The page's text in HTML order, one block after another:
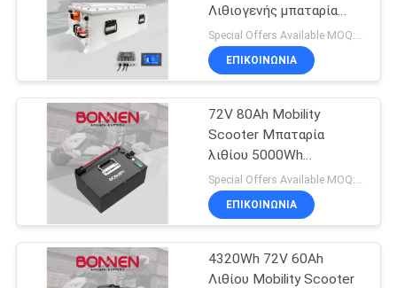
ΣΧΕΤΙΚΆ
ΕΜΆΣ
ΓΎΡΟΣ
ΕΡΓΟΣΤΑΣΊΩΝ
ΠΟΙΟΤΙΚΌΣ
ΈΛΕΓΧΟΣ
Η μπαταρία λιθίου
ηλεκτρικών
οχημάτων
24
20
Λιθιογενής μπαταρία
θαλάσσιων ιόντων για
εξωπλότους κινητήρες,
προσφορά
Special Offers Available MOQ:2 μονάδες
ΕΠΙΚΟΙΝΩΝΊΑ
72V 80Ah Mobility
Scooter Μπαταρία
λιθίου 5000Wh
Αντικαταβλητή
μπαταρία για ηλεκτρική
μοτοσυκλέτα
ΕΠΙΚΟΙΝΩΝΊΑ
4320Wh 72V 60Ah
Λιθίου Mobility Scooter